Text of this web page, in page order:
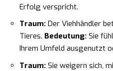
Erfolg verspricht.
Traum: Der Viehhändler
Tieres. Bedeutung: Sie
Ihrem Umfeld ausgenutzt
Traum: Sie weigern sich,